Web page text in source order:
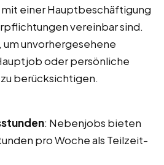
mit einer Hauptbeschäftigung
vereinbar sind.
unvorhergesehene
oder persönliche
berücksichtigen.
: Nebenjobs bieten
pro Woche als Teilzeit-